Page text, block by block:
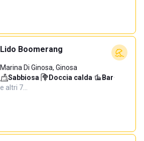
Lido Boomerang
Marina Di Ginosa, Ginosa
Sabbiosa· Doccia calda· Bar·
e altri 7…